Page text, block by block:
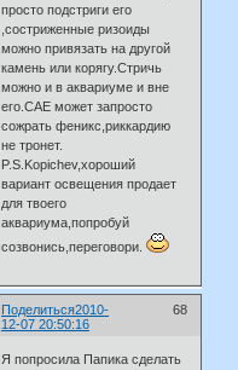
просто подстриги его
,состриженные ризоиды
можно привязать на другой
камень или корягу.Стричь
можно и в аквариуме и вне
его.САЕ может запросто
сожрать феникс,риккардию
не тронет.
P.S.Kopichev,хороший
вариант освещения продает
для твоего
аквариума,попробуй
созвонись,переговори.
Поделиться 68
2010-
12-07 20:50:16
Я попросила Папика сделать